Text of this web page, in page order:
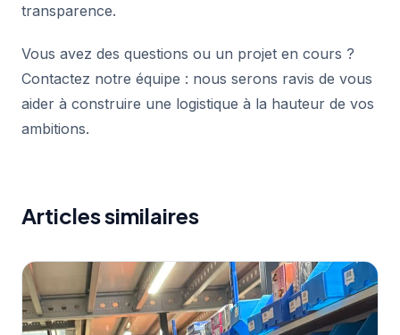
transparence.
Vous avez des questions ou un projet en cours ?
Contactez notre équipe : nous serons ravis de vous
aider à construire une logistique à la hauteur de vos
ambitions.
Articles similaires